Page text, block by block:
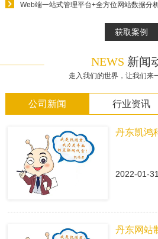
Web端一站式管理平台+全方位网站数据分
获取案例
NEWS 新闻
走入我们的世界，让我们来
公司新闻 行业资讯
2022-01-31
丹东网站